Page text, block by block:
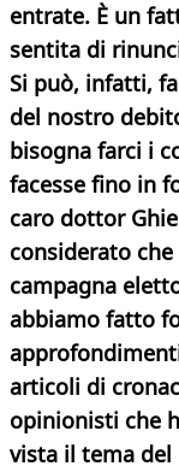
entrate. È un
sentita di
Si può, infatti,
del nostro
bisogna farci i
facesse fino in
caro dottor
considerato
campagna
abbiamo fatto
articoli di
opinionisti che
vista il tema del